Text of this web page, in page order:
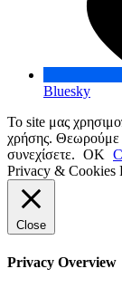
Bluesky
Το site μας
χρήσης. Θεωρούμε
συνεχίσετε. OK
Privacy & Cookies
Close
Privacy Overview